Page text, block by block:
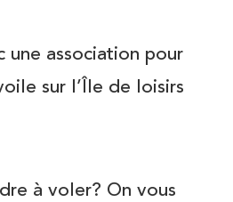
une association pour
sur l’Île de loisirs
à voler? On vous